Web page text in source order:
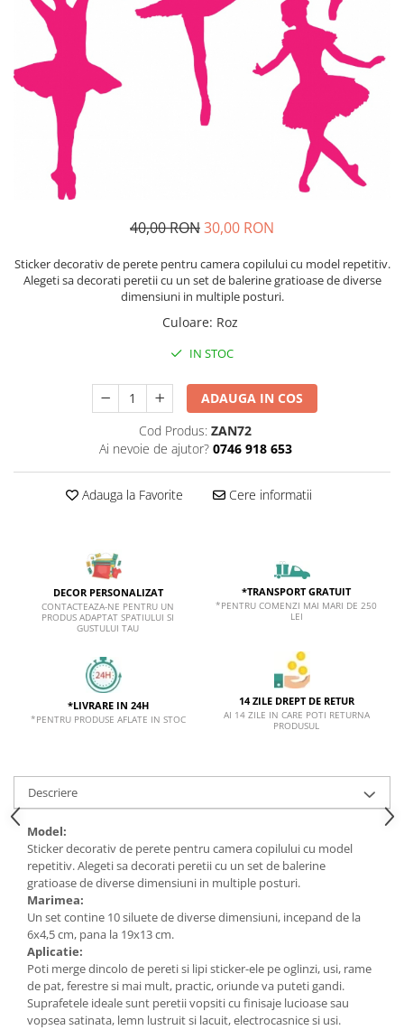
Sticker Harta Lumii
Stickere Cu Model Repetitiv
Stickere Perete Pentru Camera De
Zi
Stickere Pentru Bucatarie
Stickere pentru Usi
Stickere pentru Scari
Stickere pentru Podea
Stickere Semnalistica40,00 RON30,00 RON
Sticker decorativ de perete pentru camera copilului cu model repetitiv.
Alegeti sa decorati peretii cu un set de balerine gratioase de diverse
dimensiuni in multiple posturi.
Culoare: Roz
IN STOC
ADAUGA IN COS
Cod Produs: ZAN72
Ai nevoie de ajutor? 0746 918 653
Adauga la Favorite Cere informatii
DECOR PERSONALIZAT
CONTACTEAZA-NE PENTRU UN
PRODUS ADAPTAT SPATIULUI SI
GUSTULUI TAU
*TRANSPORT GRATUIT
*PENTRU COMENZI MAI MARI DE 250
LEI
*LIVRARE IN 24H
*PENTRU PRODUSE AFLATE IN STOC
14 ZILE DREPT DE RETUR
AI 14 ZILE IN CARE POTI RETURNA
PRODUSUL
Descriere
Model:
Sticker decorativ de perete pentru camera copilului cu model
repetitiv. Alegeti sa decorati peretii cu un set de balerine
gratioase de diverse dimensiuni in multiple posturi.
Marimea:
Un set contine 10 siluete de diverse dimensiuni, incepand de la
6x4,5 cm, pana la 19x13 cm.
Aplicatie:
Poti merge dincolo de pereti si lipi sticker-ele pe oglinzi, usi, rame
de pat, ferestre si mai mult, practic, oriunde va puteti gandi.
Suprafetele ideale sunt peretii vopsiti cu finisaje lucioase sau
vopsea satinata, lemn lustruit si lacuit, electrocasnice si usi.